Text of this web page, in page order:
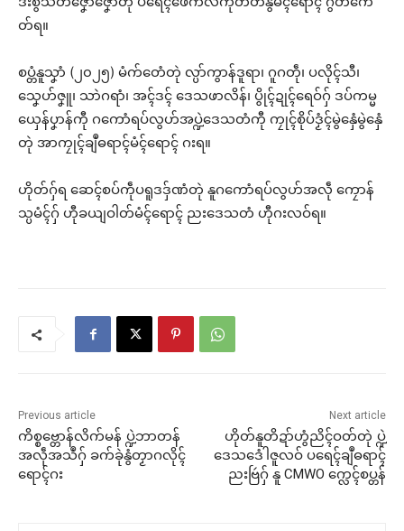
တ်ရ။
စပ္တံနူသၞာံ (၂၀၂၅) မံက်တေံတုဲ လ္ပာ်ကွာန်ဒူရာ၊ ဂူဂတဵု၊ ပလိုၚ်သီ၊
သၞေဟ်ဇၞူ၊ သာဲဂရာံ၊ အၚ်ဒၚ် ဒေသဖာလိန်၊ ပွိုၚ်ဍုၚ်ရေဝ်ဂှ် ဒပ်ကမ္မ
ယှေန်ပၞာန်ကီု ဂကောံရပ်လွဟ်အပ္ဍဲဒေသတံကီု ကၠုၚ်စိုပ်ဒၟံၚ်မွဲနှေံမွဲနှေံ
တုဲ အာကၠုၚ်ချဳဓရာၚ်မံၚ်ရောၚ် ဂးရ။
ဟိုတ်ဂှ်ရ ဆေၚ်စပ်ကဵုပရူဒဒှ်ဏံတုဲ နူဂကောံရပ်လွဟ်အလဵု ကၠောန်
သ္ပမံၚ်ဂှ် ဟီုခယျဝါတ်မံၚ်ရောၚ် ညးဒေသတံ ဟီုဂးလဝ်ရ။
Previous article
ကိစ္စဗ္တောန်လိက်မန် ပ္ဍဲဘာတန်
အလဵုအသဳဂှ် ခက်ခုဲနွံတၟာဂလိုၚ်
ရောၚ်ဂး
Next article
ဟိုတ်နူတိဍာ်ဟွံညိၚ်ဝတ်တုဲ ပ္ဍဲ
ဒေသဒေံါဇူလဝ် ပရေၚ်ချဳဓရာၚ်
ညးဗြဴဂှ် နူ CMWO က္လေၚ်စပ္တန်